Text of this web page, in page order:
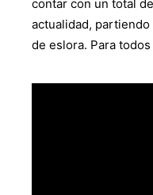
contar con un total
actualidad,
de eslora. Para